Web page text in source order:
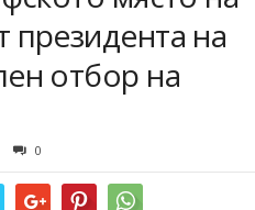
на
отбор на
0